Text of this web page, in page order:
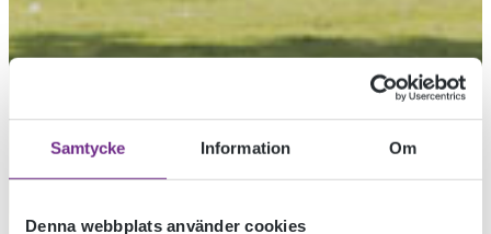
Samtycke Information Om
Denna webbplats använder cookies